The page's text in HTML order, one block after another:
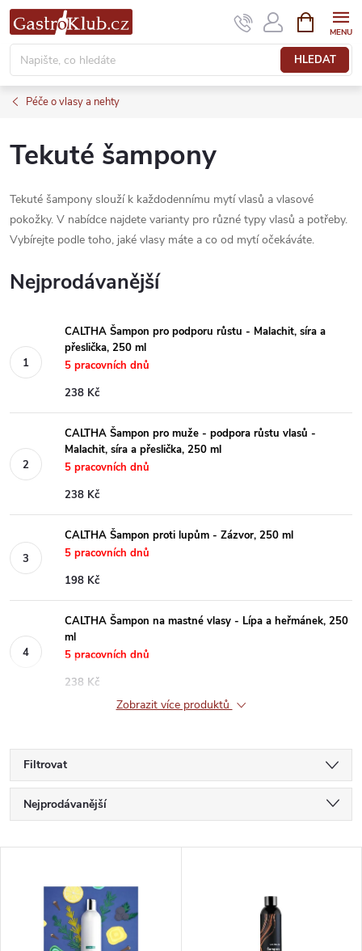
Přejít
na
obsah
HLEDAT
NÁKUPNÍ
KOŠÍK
Péče o vlasy a nehty
Tekuté šampony
Tekuté šampony slouží k každodennímu mytí vlasů a vlasové
pokožky. V nabídce najdete varianty pro různé typy vlasů a potřeby.
Vybírejte podle toho, jaké vlasy máte a co od mytí očekáváte.
Nejprodávanější
CALTHA Šampon pro podporu růstu - Malachit, síra a
přeslička, 250 ml
5 pracovních dnů
238 Kč
CALTHA Šampon pro muže - podpora růstu vlasů -
Malachit, síra a přeslička, 250 ml
5 pracovních dnů
238 Kč
CALTHA Šampon proti lupům - Zázvor, 250 ml
5 pracovních dnů
198 Kč
CALTHA Šampon na mastné vlasy - Lípa a heřmánek, 250
ml
5 pracovních dnů
238 Kč
Zobrazit více produktů
Filtrovat
Ř
a
Nejprodávanější
Abecedně